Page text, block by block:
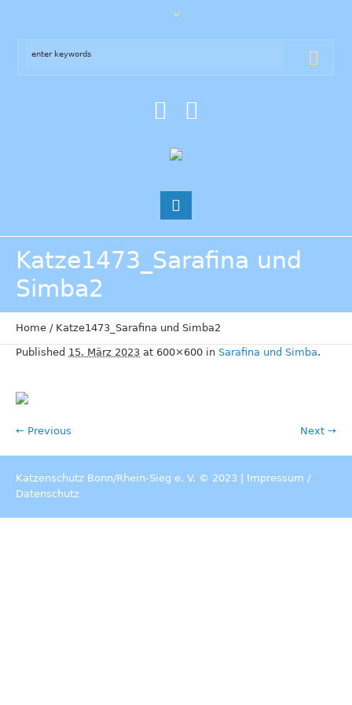
Katze1473_Sarafina und
Simba2
Home / Katze1473_Sarafina und Simba2
Published 15. März 2023 at 600×600 in Sarafina und Simba.
← Previous Next →
Katzenschutz Bonn/Rhein-Sieg e. V. © 2023 | Impressum /
Datenschutz